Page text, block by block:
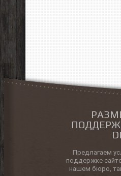
Предлагаем
поддержке
нашем бюро,